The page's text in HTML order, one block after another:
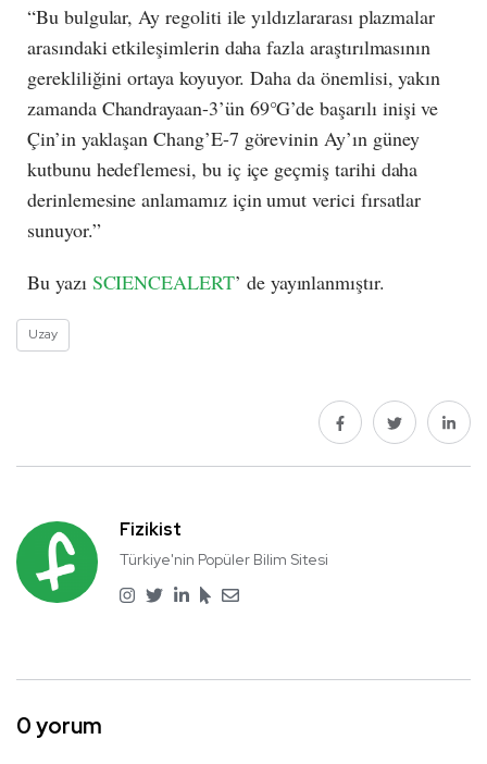
“Bu bulgular, Ay regoliti ile yıldızlararası plazmalar
arasındaki etkileşimlerin daha fazla araştırılmasının
gerekliliğini ortaya koyuyor. Daha da önemlisi, yakın
zamanda Chandrayaan-3’ün 69°G’de başarılı inişi ve
Çin’in yaklaşan Chang’E-7 görevinin Ay’ın güney
kutbunu hedeflemesi, bu iç içe geçmiş tarihi daha
derinlemesine anlamamız için umut verici fırsatlar
sunuyor.”
Bu yazı SCIENCEALERT’ de yayınlanmıştır.
Uzay
Fizikist
Türkiye'nin Popüler Bilim Sitesi
0 yorum